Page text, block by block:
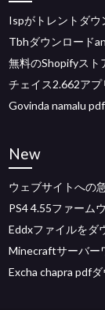
Ispがトレントダ
Tbhダウンロード
無料のShopifyスト
チェイス2.662ア
Govinda namalu
New
ウェブサイトへの
PS4 4.55ファーム
Eddxファイルをダ
Minecraftサーバー
Excha chapra pdf